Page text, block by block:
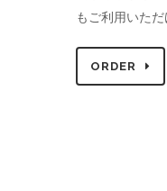
もご利用いただ
ORDER